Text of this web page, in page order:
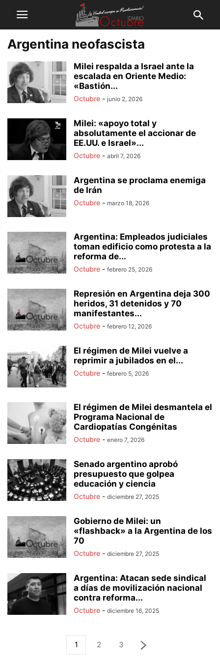
Argentina neofascista
Milei respalda a Israel ante la
escalada en Oriente Medio:
«Bastión...
Octubre - junio 2, 2026
Milei: «apoyo total y
absolutamente el accionar de
EE.UU. e Israel»...
Octubre - abril 7, 2026
Argentina se proclama enemiga
de Irán
Octubre - marzo 18, 2026
Argentina: Empleados judiciales
toman edificio como protesta a la
reforma de...
Octubre - febrero 25, 2026
Represión en Argentina deja 300
heridos, 31 detenidos y 70
manifestantes...
Octubre - febrero 12, 2026
El régimen de Milei vuelve a
reprimir a jubilados en el...
Octubre - febrero 5, 2026
El régimen de Milei desmantela el
Programa Nacional de
Cardiopatías Congénitas
Octubre - enero 7, 2026
Senado argentino aprobó
presupuesto que golpea
educación y ciencia
Octubre - diciembre 27, 2025
Gobierno de Milei: un
«flashback» a la Argentina de los
70
Octubre - diciembre 27, 2025
Argentina: Atacan sede sindical
a días de movilización nacional
contra reforma...
Octubre - diciembre 16, 2025
1 2 3